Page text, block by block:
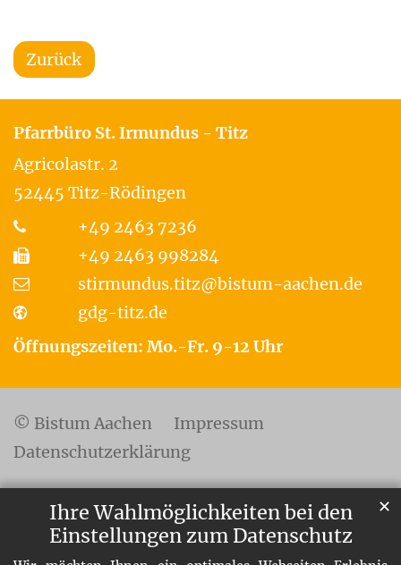
Ihre Wahlmöglichkeiten bei den
Einstellungen zum Datenschutz
✕
Zurück
Pfarrbüro St. Irmundus - Titz
Agricolastr. 2
52445 Titz-Rödingen
+49 2463 7236
+49 2463 998284
stirmundus.titz@bistum-aachen.de
gdg-titz.de
Öffnungszeiten: Mo.-Fr. 9-12 Uhr
© Bistum Aachen
Impressum
Datenschutzerklärung